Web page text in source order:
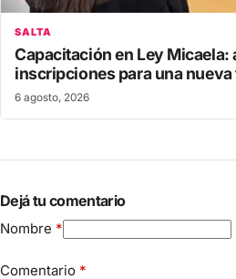
SALTA
Capacitación en Ley Micaela:
inscripciones para una
6 agosto, 2026
Dejá tu comentario
Nombre *
Comentario *